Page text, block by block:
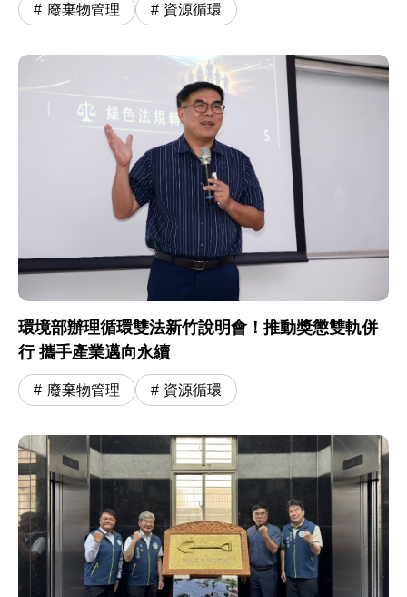
廢棄物管理 資源循環
環境部辦理循環雙法新竹說明會！推動獎懲雙軌併
行 攜手產業邁向永續
廢棄物管理 資源循環